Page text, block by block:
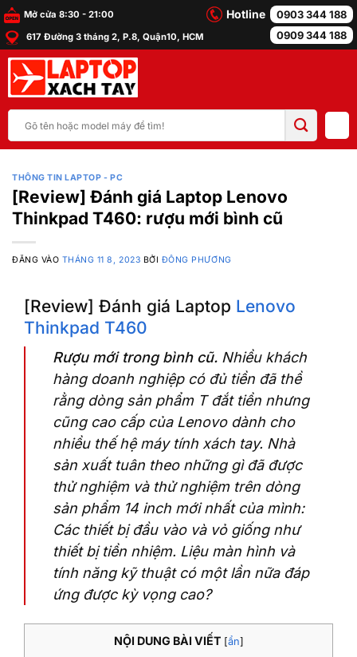
Bỏ
qua
nội
dung
Mở cửa 8:30 - 21:00
617 Đường 3 tháng 2, P.8, Quận10, HCM
Hotline
0903 344 188
0909 344 188
kiếm:
THÔNG TIN LAPTOP - PC
[Review] Đánh giá Laptop Lenovo
Thinkpad T460: rượu mới bình cũ
ĐĂNG VÀO THÁNG 11 8, 2023 BỞI ĐÔNG PHƯƠNG
[Review] Đánh giá Laptop Lenovo
Thinkpad T460
Rượu mới trong bình cũ. Nhiều khách
hàng doanh nghiệp có đủ tiền đã thề
rằng dòng sản phẩm T đắt tiền nhưng
cũng cao cấp của Lenovo dành cho
nhiều thế hệ máy tính xách tay. Nhà
sản xuất tuân theo những gì đã được
thử nghiệm và thử nghiệm trên dòng
sản phẩm 14 inch mới nhất của mình:
Các thiết bị đầu vào và vỏ giống như
thiết bị tiền nhiệm. Liệu màn hình và
tính năng kỹ thuật có một lần nữa đáp
ứng được kỳ vọng cao?
NỘI DUNG BÀI VIẾT [ẩn]